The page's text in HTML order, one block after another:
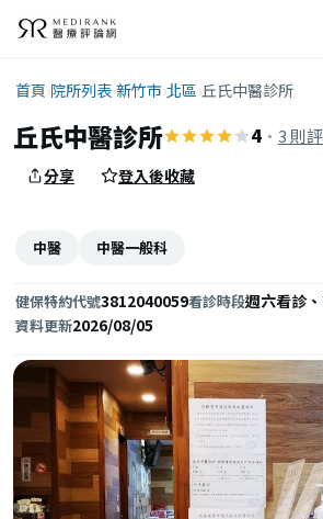
首頁›院所列表›新竹市›北區›丘氏中醫診所
丘氏中醫診所 4· 3 則
分享 登入後收藏
中醫 中醫一般科
健保特約代號3812040059看診時段週六看診
資料更新2026/08/05